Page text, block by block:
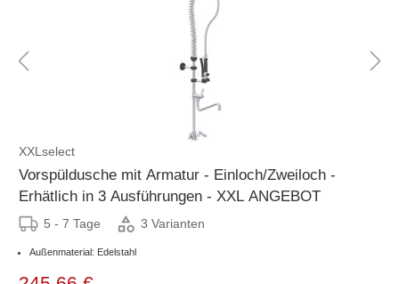
XXLselect
Vorspüldusche mit Armatur - Einloch/Zweiloch -
Erhätlich in 3 Ausführungen - XXL ANGEBOT
5 - 7 Tage 3 Varianten
Außenmaterial: Edelstahl